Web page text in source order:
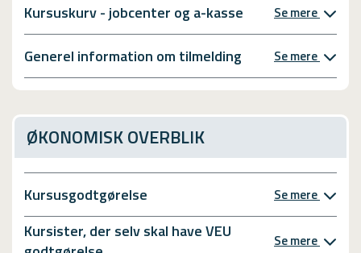
Kursuskurv - jobcenter og a-kasse Se mere
Generel information om tilmelding Se mere
ØKONOMISK OVERBLIK
Kursusgodtgørelse Se mere
Kursister, der selv skal have VEU
Se mere